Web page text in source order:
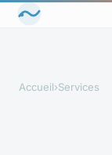
Accueil›Services